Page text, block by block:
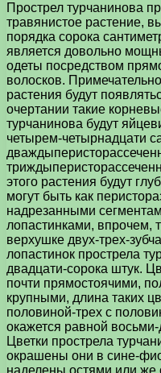
Прострел турчанинова
травянистое растение,
порядка сорока
является довольно
одеты посредством
волосков.
растения будут
очертании такие
турчанинова будут
четырем-четырнадцати
этого растения будут
могут быть как
надрезанными
лопастинками, впрочем,
верхушке двух-трех-
лопастинок прострела
двадцати-сорока штук.
почти прямостоячими,
крупными, длина таких
половиной-трех с
окажется равной
Цветки прострела
окрашены они в сине-